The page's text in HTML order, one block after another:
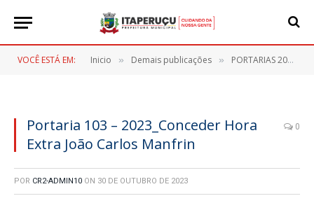
VOCÊ ESTÁ EM: Inicio » Demais publicações » PORTARIAS 2023
Portaria 103 – 2023_Conceder Hora
Extra João Carlos Manfrin
0
POR CR2-ADMIN10 ON 30 DE OUTUBRO DE 2023